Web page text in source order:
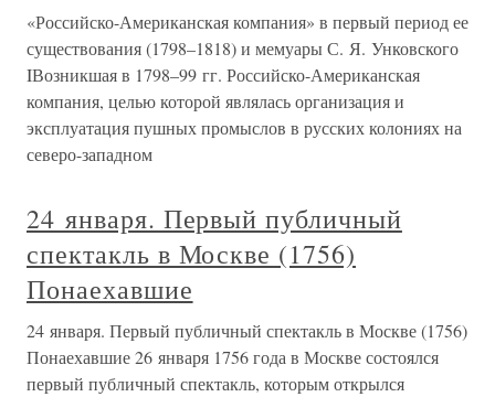
«Российско-Американская компания» в первый период ее
существования (1798–1818) и мемуары С. Я. Унковского
IВозникшая в 1798–99 гг. Российско-Американская
компания, целью которой являлась организация и
эксплуатация пушных промыслов в русских колониях на
северо-западном
24 января. Первый публичный
спектакль в Москве (1756)
Понаехавшие
24 января. Первый публичный спектакль в Москве (1756)
Понаехавшие 26 января 1756 года в Москве состоялся
первый публичный спектакль, которым открылся